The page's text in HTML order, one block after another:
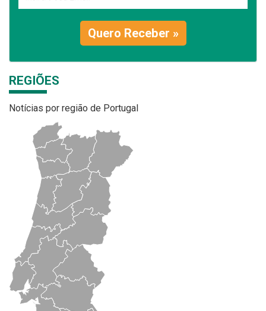
Quero Receber »
REGIÕES
Notícias por região de Portugal